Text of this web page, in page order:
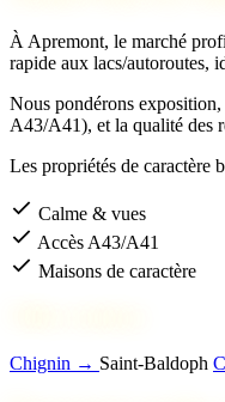
À Apremont, le marché
rapide aux lacs/autoroutes,
Nous pondérons
A43/A41), et la qualité des
Les propriétés de caractère
Calme & vues
Accès A43/A41
Maisons de caractère
Chignin → Saint-Baldoph